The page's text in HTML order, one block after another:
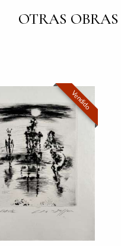
OTRAS
Vendido